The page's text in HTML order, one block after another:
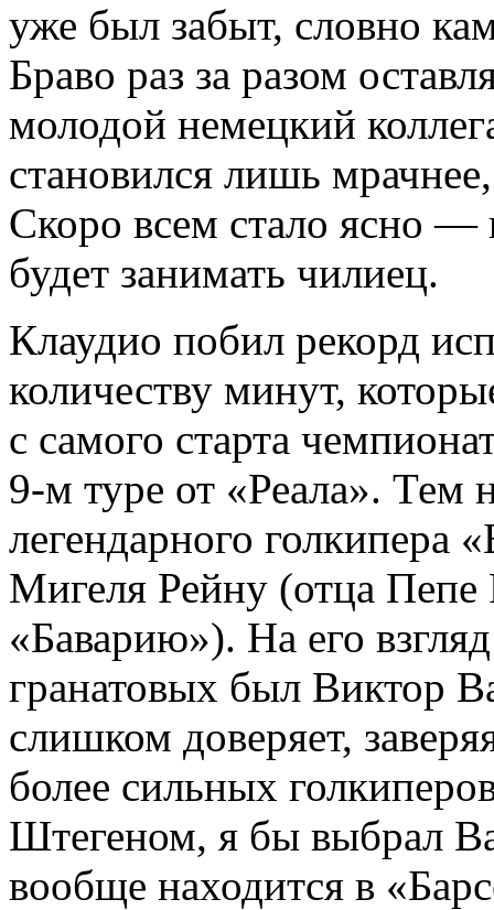
уже был забыт, словно
Браво раз за разом
молодой немецкий
становился лишь
Скоро всем стало ясно —
будет занимать чилиец.
Клаудио побил рекорд
количеству минут,
с самого старта
9-м туре от «Реала». Тем
легендарного голкипера
Мигеля Рейну (отца
«Баварию»). На его
гранатовых был Виктор
слишком доверяет,
более сильных
Штегеном, я бы выбрал
вообще находится в